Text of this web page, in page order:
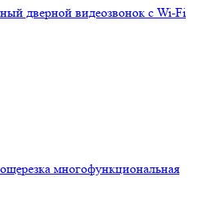
дверной видеозвонок с Wi-Fi
многофункциональная